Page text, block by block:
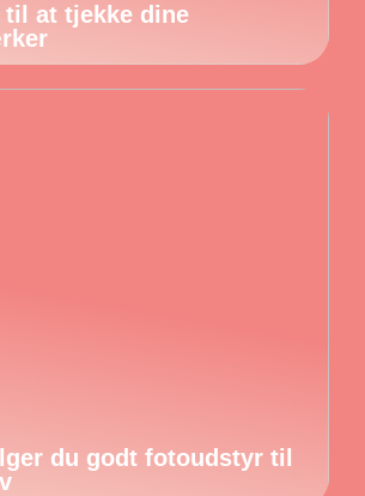
til at tjekke dine
du godt fotoudstyr til